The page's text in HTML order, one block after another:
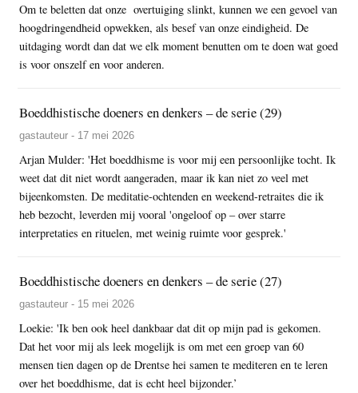
Om te beletten dat onze overtuiging slinkt, kunnen we een gevoel van
hoogdringendheid opwekken, als besef van onze eindigheid. De
uitdaging wordt dan dat we elk moment benutten om te doen wat goed
is voor onszelf en voor anderen.
Boeddhistische doeners en denkers – de serie (29)
gastauteur - 17 mei 2026
Arjan Mulder: 'Het boeddhisme is voor mij een persoonlijke tocht. Ik
weet dat dit niet wordt aangeraden, maar ik kan niet zo veel met
bijeenkomsten. De meditatie-ochtenden en weekend-retraites die ik
heb bezocht, leverden mij vooral 'ongeloof op – over starre
interpretaties en rituelen, met weinig ruimte voor gesprek.'
Boeddhistische doeners en denkers – de serie (27)
gastauteur - 15 mei 2026
Loekie: 'Ik ben ook heel dankbaar dat dit op mijn pad is gekomen.
Dat het voor mij als leek mogelijk is om met een groep van 60
mensen tien dagen op de Drentse hei samen te mediteren en te leren
over het boeddhisme, dat is echt heel bijzonder.’